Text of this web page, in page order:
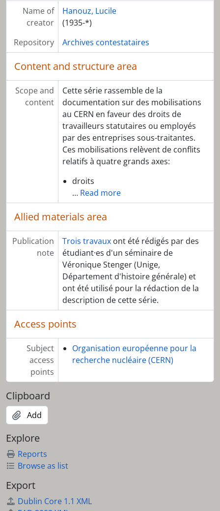
Name of
creator
Hanouz, Lucile
(1935-*)
Repository
Archives contestataires
Content and structure area
Scope and
content
Cette série rassemble de la
documentation sur des mobilisations
au CERN en faveur des droits de
travailleurs statutaires ou employés
par des entreprises sous-traitantes.
Ces mobilisations relèvent de conflits
relatifs à quatre grands axes:
droits
… Read more
Allied materials area
Publication
note
Trois travauxont été rédigés par des
étudiant·es d'un séminaire de
Véronique Stenger (Unige,
Département d'histoire générale) et
ont été utilisé pour la rédaction de la
description de cette série.
Access points
Subject
access
points
Organisation européenne pour la
recherche nucléaire (CERN)
Clipboard
Add
Explore
Reports
Browse as list
Export
Dublin Core 1.1 XML